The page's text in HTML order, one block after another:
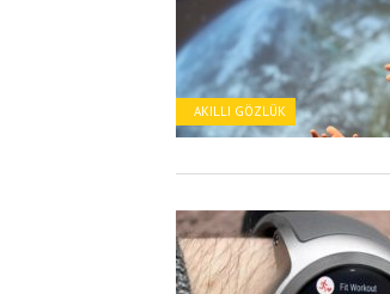
AKILLI GÖZLÜK